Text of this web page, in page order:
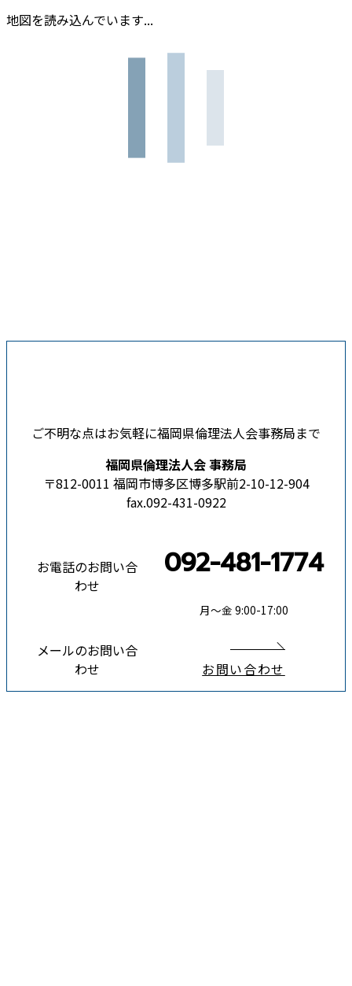
地図を読み込んでいます...
ご不明な点はお気軽に福岡県倫理法人会事務局まで
福岡県倫理法人会 事務局
〒812-0011 福岡市博多区博多駅前2-10-12-904
fax.092-431-0922
お電話のお問い合
わせ
092-481-1774
月〜金 9:00-17:00
メールのお問い合
わせ
お問い合わせ